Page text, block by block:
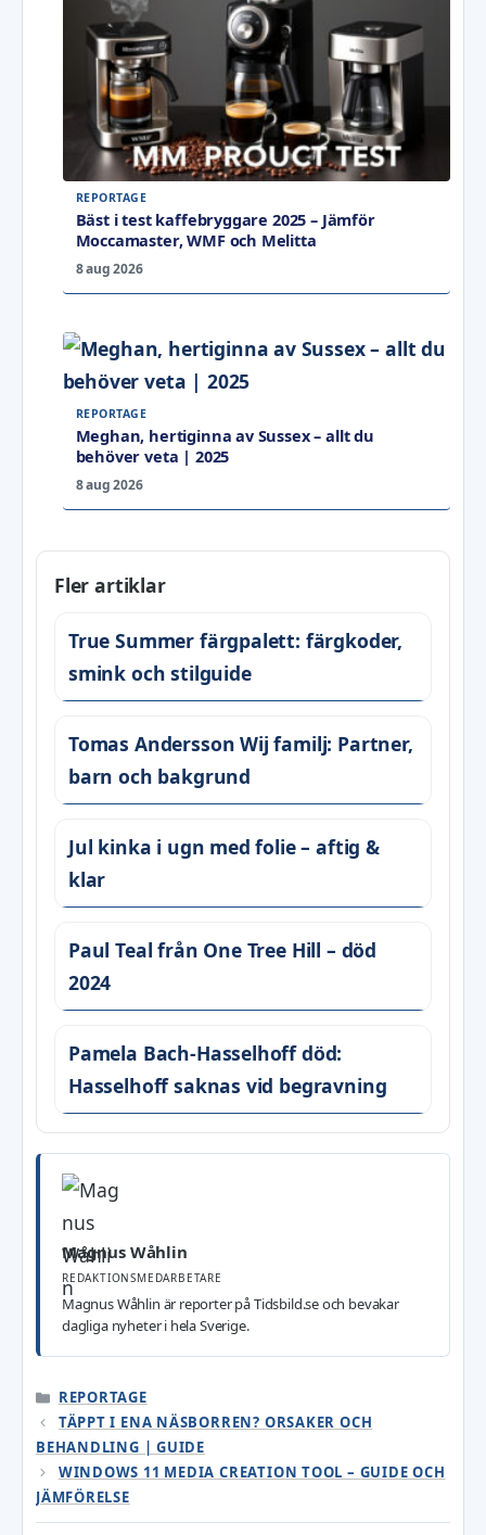
REPORTAGE
Bäst i test kaffebryggare 2025 – Jämför
Moccamaster, WMF och Melitta
8 aug 2026
REPORTAGE
Meghan, hertiginna av Sussex – allt du
behöver veta | 2025
8 aug 2026
Fler artiklar
True Summer färgpalett: färgkoder,
smink och stilguide
Tomas Andersson Wij familj: Partner,
barn och bakgrund
Jul kinka i ugn med folie – aftig &
klar
Paul Teal från One Tree Hill – död
2024
Pamela Bach-Hasselhoff död:
Hasselhoff saknas vid begravning
Magnus Wåhlin
REDAKTIONSMEDARBETARE
Magnus Wåhlin är reporter på Tidsbild.se och bevakar
dagliga nyheter i hela Sverige.
KATEGORIER
REPORTAGE
TÄPPT I ENA NÄSBORREN? ORSAKER OCH
BEHANDLING | GUIDE
WINDOWS 11 MEDIA CREATION TOOL – GUIDE OCH
JÄMFÖRELSE